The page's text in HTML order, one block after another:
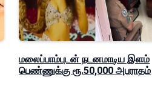
மலைப்பாம்புடன் நடனமாடிய இளம்
பெண்ணுக்கு ரூ.50,000 அபராதம்